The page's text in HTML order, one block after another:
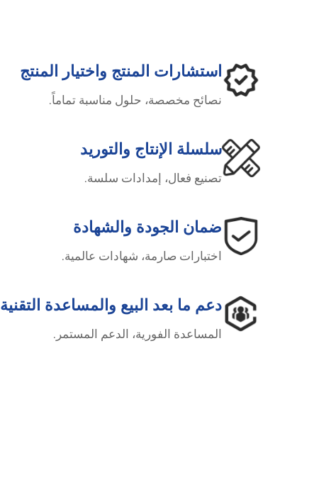
استشارات المنتج واختيار المنتج
نصائح مخصصة، حلول مناسبة تماماً.
سلسلة الإنتاج والتوريد
تصنيع فعال، إمدادات سلسة.
ضمان الجودة والشهادة
اختبارات صارمة، شهادات عالمية.
دعم ما بعد البيع والمساعدة التقنية
المساعدة الفورية، الدعم المستمر.